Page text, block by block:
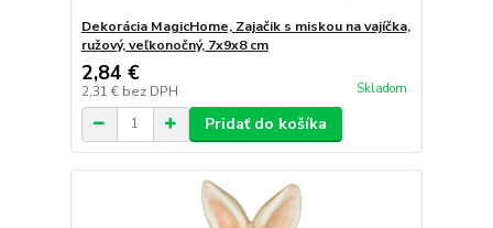
Dekorácia MagicHome, Zajačik s miskou na vajíčka,
ružový, veľkonočný, 7x9x8 cm
2,84 €
2,31 € bez DPH Skladom
Pridať do košíka